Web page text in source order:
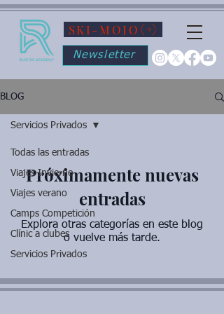
SKI-MOJO
Newsletter
BLOG
Todas las entradas
Viajes Invierno
Viajes verano
Camps Competición
Clínic a clubes
Servicios Privados
Servicios Privados
Próximamente nuevas
entradas
Explora otras categorías en este blog
o vuelve más tarde.